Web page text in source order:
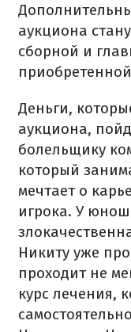
аукциона
сборной и
Деньги,
аукциона,
болельщику
который
мечтает о
игрока. У
Никиту уже
проходит не
курс лечения,